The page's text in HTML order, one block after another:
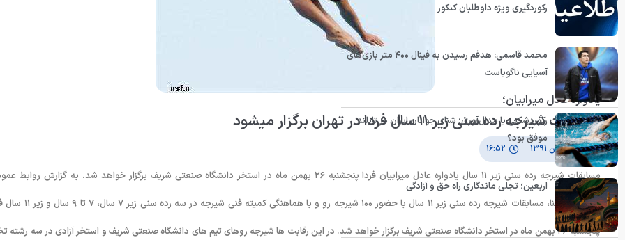
یادواره عادل میرابیان؛
مسابقات شیرجه رده سنی زیر ١١ سال فردا در تهران برگزار میشود
۲۵ بهمن ۱۳۹۱ ۱۶:۵۲
مسابقات شیرجه رده سنی زیر ١١ سال یادواره عادل میرابیان فردا پنجشنبه ٢۶ بهمن ماه در استخر دانشگاه صنعتی شریف برگزار خواهد شد. به گزارش
فدراسیون شنا، مسابقات شیرجه رده سنی زیر ١١ سال با حضور ١۰۰ شیرجه رو و با هماهنگی
پنجشنبه ٢۶ بهمن ماه در استخر دانشگاه صنعتی شریف برگزار خواهد شد. در این رقابت ها شیرجه روهای تیم های دانشگاه صنعتی شریف و استخر آزادی در سه رشته
رکوردگیری ویژه داوطلبان کنکور
محمد قاسمی: هدفم رسیدن به فینال ۴۰۰ متر بازی‌های
آسیایی ناگویاست
رکوردشکنی یا مدال‌آوری؛ شنای جوانان ایران در تایلند
موفق بود؟
اربعین؛ تجلی ماندگاری راه حق و آزادگی